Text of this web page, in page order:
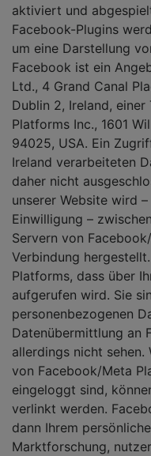
aktiviert und
Facebook-Plugins
um eine Darstellung
Facebook ist ein
Ltd., 4 Grand Canal
Dublin 2, Ireland,
Platforms Inc., 1601
94025, USA. Ein
Ireland verarbeiteten
daher nicht
unserer Website wird
Einwilligung –
Servern von
Verbindung
Platforms, dass über
aufgerufen wird. Sie
personenbezogenen
Datenübermittlung an
allerdings nicht sehen.
von Facebook/Meta
eingeloggt sind,
verlinkt werden.
dann Ihrem
Marktforschung,